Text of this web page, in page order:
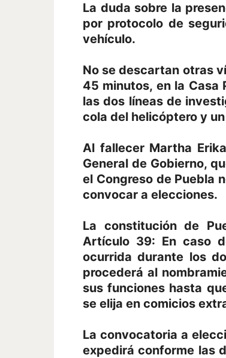
La duda sobre la
por protocolo de
vehículo.
No se descartan otras
45 minutos, en la Casa
las dos líneas de
cola del helicóptero y
Al fallecer Martha
General de Gobierno,
el Congreso de Puebla
convocar a elecciones.
La constitución de
Artículo 39: En caso
ocurrida durante los
procederá al
sus funciones hasta
se elija en comicios
La convocatoria a
expedirá conforme las